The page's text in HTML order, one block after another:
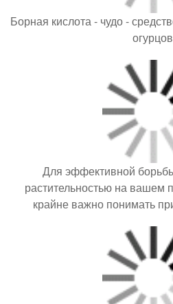
Борная кислота - чудо -
Для эффективной
растительностью на вашем
крайне важно понимать